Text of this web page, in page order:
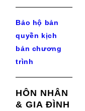
Bảo hộ bản
quyền kịch
bản chương
trình
HÔN NHÂN
& GIA ĐÌNH